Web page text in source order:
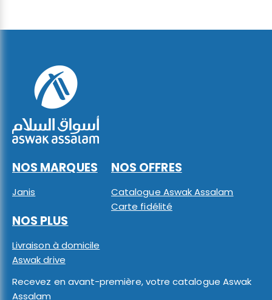
NOS MARQUES
Janis
NOS OFFRES
Catalogue Aswak Assalam
Carte fidélité
NOS PLUS
Livraison à domicile
Aswak drive
Recevez en avant-première, votre catalogue Aswak
Assalam